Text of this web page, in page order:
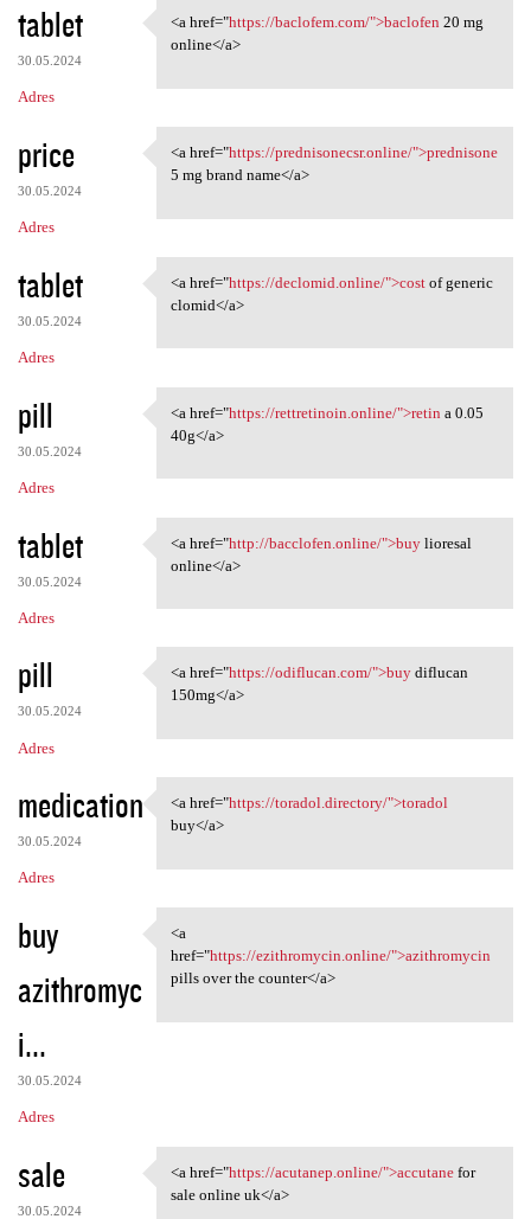
tablet
30.05.2024
Adres
<a href="https://baclofem.com
<a href="https://baclofem.com/">baclofen 20 mg
online</a>
price
30.05.2024
Adres
<a href="https:/
<a href="https://prednisonecsr.online/">prednisone
5 mg brand name</a>
tablet
30.05.2024
Adres
<a href="https://declomid
<a href="https://declomid.online/">costof generic
clomid</a>
pill
30.05.2024
Adres
<a href="https://rettretinoin
<a href="https://rettretinoin.online/">retin a 0.05
40g</a>
tablet
30.05.2024
Adres
<a href="http://bacclofen
<a href="http://bacclofen.online/">buylioresal
online</a>
pill
30.05.2024
Adres
<a href="https://odiflucan
<a href="https://odiflucan.com/">buydiflucan
150mg</a>
medication
30.05.2024
Adres
<a href="https://toradol
<a href="https://toradol.directory/">toradol
buy</a>
buy
azithromyc
i...
30.05.2024
Adres
<a href="https://ezithromycin
<a
href="https://ezithromycin.online/">azithromycin
pills over the counter</a>
sale
30.05.2024
<a href="https://acutanep
<a href="https://acutanep.online/">accutanefor
sale online uk</a>